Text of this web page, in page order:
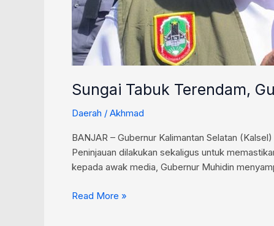
Sungai Tabuk Terendam,
Daerah / Akhmad
BANJAR – Gubernur Kalimantan Selatan
Peninjauan dilakukan sekaligus untuk
kepada awak media, Gubernur Muhidin
Read More »